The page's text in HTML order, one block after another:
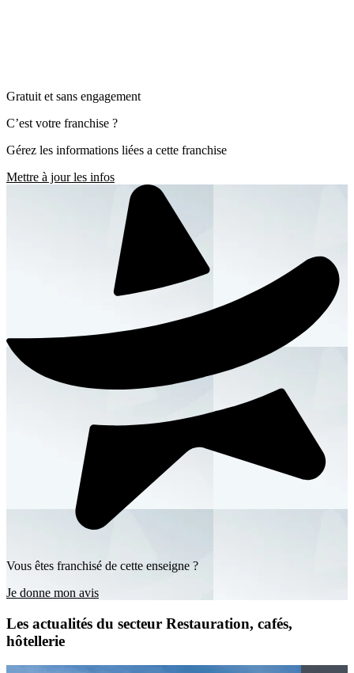
Gratuit et sans engagement
C’est votre franchise ?
Gérez les informations liées a cette franchise
Mettre à jour les infos
Vous êtes franchisé de cette enseigne ?
Je donne mon avis
Les actualités du secteur Restauration, cafés,
hôtellerie